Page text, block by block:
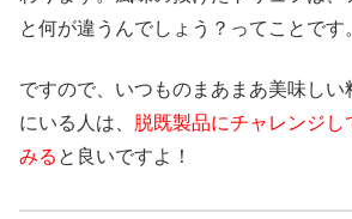
と何が違うんでしょう？ってことです
ですので、いつものまあまあ美味し
にいる人は、 脱既製品にチャレンジし
みる と良いですよ！